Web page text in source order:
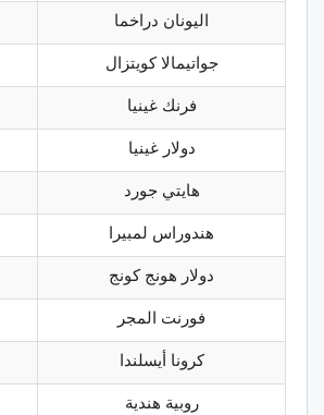
اليونان دراخما
جواتيمالا كويتزال
فرنك غينيا
دولار غينيا
هايتي جورد
هندوراس لمبيرا
دولار هونج كونج
فورنت المجر
كرونا أيسلندا
روبية هندية